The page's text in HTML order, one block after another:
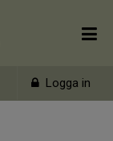
Logga in